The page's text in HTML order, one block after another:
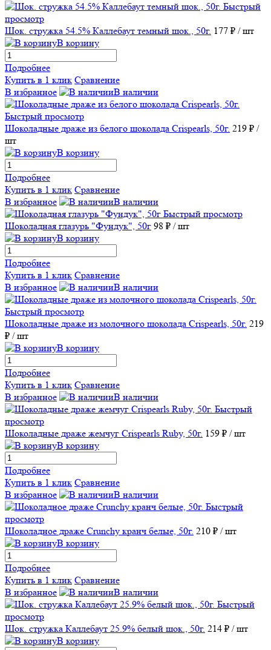
Быстрый
просмотр
Шок. стружка 54.5% Каллебаут темный шок., 50г. 177 ₽ / шт
В корзину
Подробнее
Купить в 1 клик Сравнение
В избранное
В наличии
Быстрый просмотр
Шоколадные драже из белого шоколада Crispearls, 50г. 219 ₽ /
шт
В корзину
Подробнее
Купить в 1 клик Сравнение
В избранное
В наличии
Быстрый просмотр
Шоколадная глазурь "Фундук", 50г 98 ₽ / шт
В корзину
Подробнее
Купить в 1 клик Сравнение
В избранное
В наличии
Быстрый просмотр
Шоколадные драже из молочного шоколада Crispearls, 50г. 219
₽ / шт
В корзину
Подробнее
Купить в 1 клик Сравнение
В избранное
В наличии
Быстрый
просмотр
Шоколадные драже жемчуг Crispearls Ruby, 50г. 159 ₽ / шт
В корзину
Подробнее
Купить в 1 клик Сравнение
В избранное
В наличии
Быстрый
просмотр
Шоколадное драже Crunchy кранч белые, 50г. 210 ₽ / шт
В корзину
Подробнее
Купить в 1 клик Сравнение
В избранное
В наличии
Быстрый
просмотр
Шок. стружка Каллебаут 25.9% белый шок., 50г. 214 ₽ / шт
В корзину